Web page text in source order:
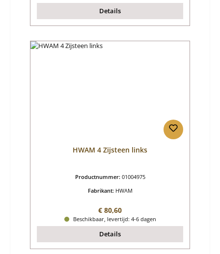
Details
HWAM 4 Zijsteen links
Productnummer: 01004975
Fabrikant: HWAM
Normale prijs:
€ 80,60
Beschikbaar, levertijd: 4-6 dagen
Details